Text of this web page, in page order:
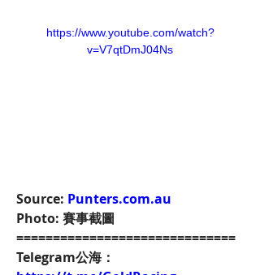
https://www.youtube.com/watch?
v=V7qtDmJ04Ns
Source: Punters.com.au
Photo: 賽事截圖
==============================
Telegram公海：